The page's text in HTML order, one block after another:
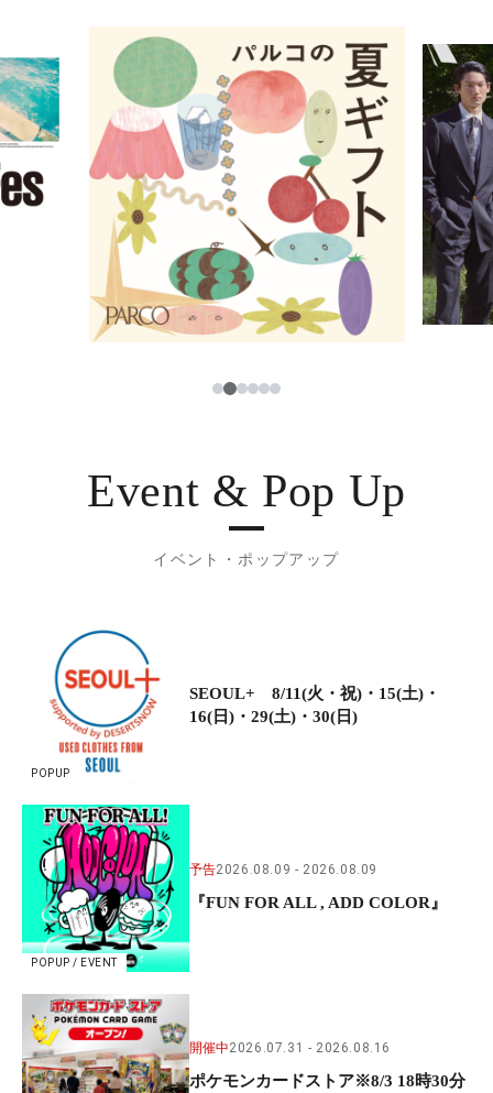
ニュース
レストラン・カフェ
TAX FREE
PARCOメンバーズ
한국어
ภาษาไทย
日本語
12345
Event & Pop Up
イベント・ポップアップ
POPUP
SEOUL+ 8/11(火・祝)・15(土)・
16(日)・29(土)・30(日)
POPUP / EVENT
予告2026.08.09 2026.08.09
『FUN FOR ALL , ADD COLOR』
開催中2026.07.31 2026.08.16
ポケモンカードストア※8/3 18時30分